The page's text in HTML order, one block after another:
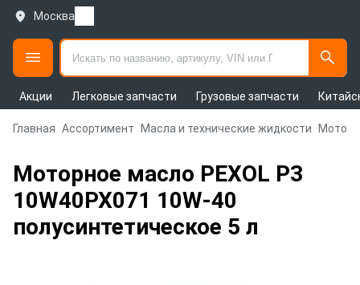
Москва
Акции Легковые запчасти Грузовые запчасти
Главная Ассортимент Масла и технические жидкости
Моторное масло PEXOL P3
10W40PX071 10W-40
полусинтетическое 5 л